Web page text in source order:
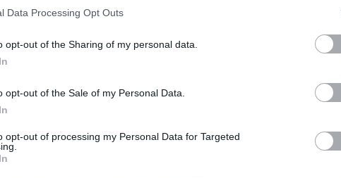
Data Processing Opt Outs
opt-out of the Sharing of my personal data.
opt-out of the Sale of my Personal Data.
opt-out of processing my Personal Data for Targeted